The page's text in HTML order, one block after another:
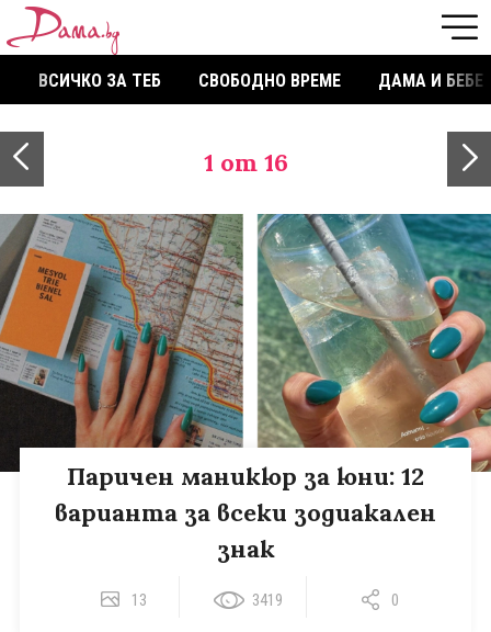
ВСИЧКО ЗА ТЕБ СВОБОДНО ВРЕМЕ ДАМА И БЕБЕ
1 от 16
Паричен маникюр за юни: 12
варианта за всеки зодиакален
знак
13 3419 0